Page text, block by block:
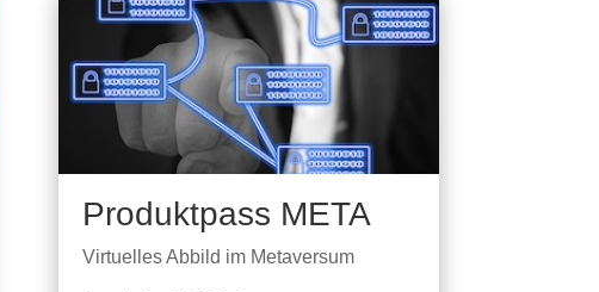
Produktpass META
Virtuelles Abbild im Metaversum